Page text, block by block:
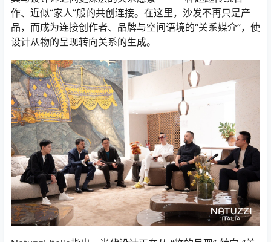
作、近似“家人”般的共创连接。在这里，沙发不再只是产
品，而成为连接创作者、品牌与空间语境的“关系媒介”，使
设计从物的呈现转向关系的生成。